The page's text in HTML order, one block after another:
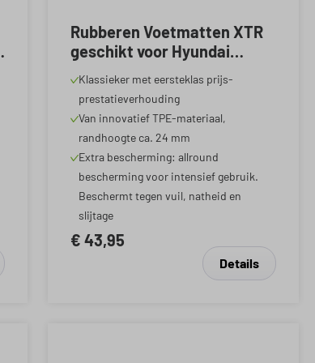
Rubberen Voetmatten XTR
geschikt voor Hyundai
Tucson 2023-Vandaag
Klassieker met eersteklas prijs-
prestatieverhouding
Van innovatief TPE-materiaal,
randhoogte ca. 24 mm
Extra bescherming: allround
bescherming voor intensief gebruik.
Beschermt tegen vuil, natheid en
slijtage
€ 43,95
Details